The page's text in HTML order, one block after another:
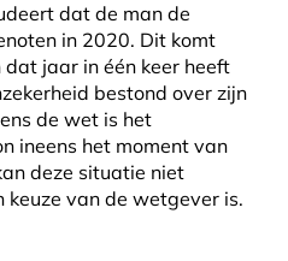
dat de man de
in 2020. Dit komt
jaar in één keer heeft
bestond over zijn
de wet is het
ineens het moment van
deze situatie niet
van de wetgever is.